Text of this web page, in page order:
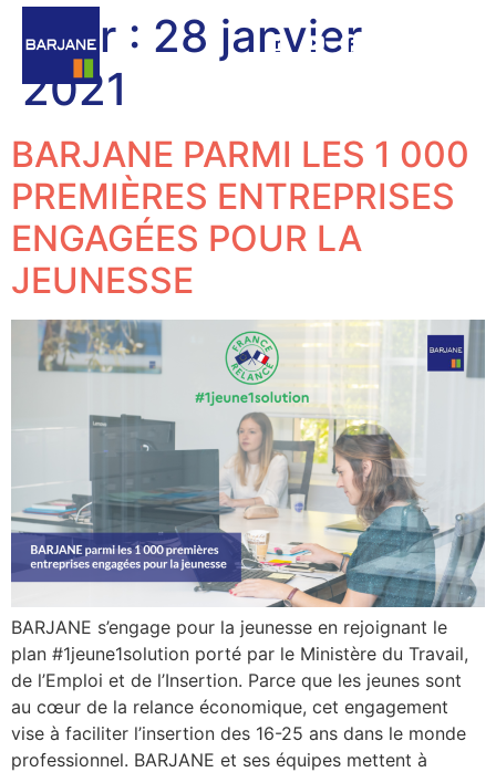
Jour : 28 janvier
2021
BARJANE PARMI LES 1 000
PREMIÈRES ENTREPRISES
ENGAGÉES POUR LA
JEUNESSE
BARJANE s’engage pour la jeunesse en rejoignant le
plan #1jeune1solution porté par le Ministère du Travail,
de l’Emploi et de l’Insertion. Parce que les jeunes sont
au cœur de la relance économique, cet engagement
vise à faciliter l’insertion des 16-25 ans dans le monde
professionnel. BARJANE et ses équipes mettent à